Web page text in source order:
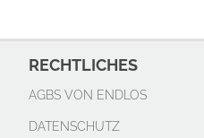
RECHTLICHES
AGBS VON ENDLOS
DATENSCHUTZ